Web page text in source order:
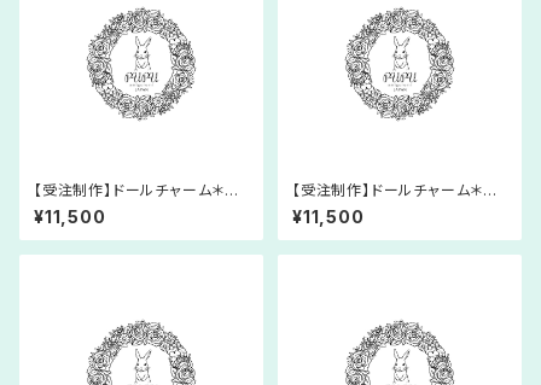
【受注制作】ドールチャーム＊あ
みぐるみ＊マーメイド＊人形＊レ
ース糸＊プリンセス＊童話
¥11,500
【受注制作】ドールチャーム＊あ
みぐるみ＊マーメイド＊人形＊レ
ース糸＊プリンセス＊童話
¥11,500